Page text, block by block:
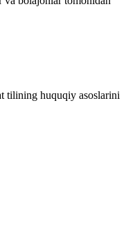
tilining huquqiy asoslarini